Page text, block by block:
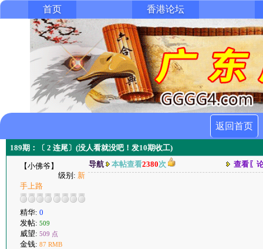
首页 香港论坛
返回首页
189期：〔 2 连尾〕(没人看就没吧！发10期收工)
【小佛爷】
级别: 新
手上路
精华: 0
发帖: 509
威望: 509 点
金钱: 87 RMB
导航 本帖查看2380次 查看〖